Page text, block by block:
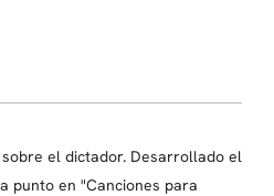
el dictador. Desarrollado el
punto en "Canciones para